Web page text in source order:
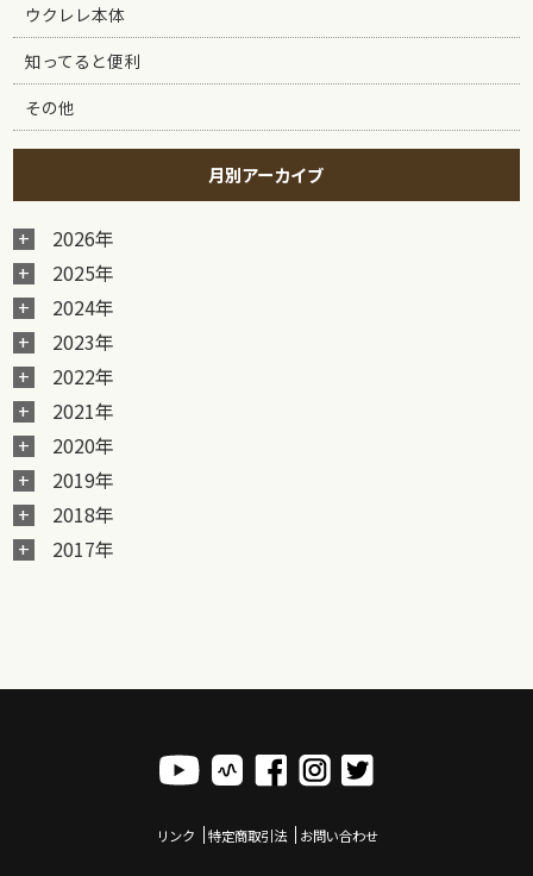
ウクレレ本体
知ってると便利
その他
月別アーカイブ
2026年
2025年
2024年
2023年
2022年
2021年
2020年
2019年
2018年
2017年
リンク 特定商取引法 お問い合わせ